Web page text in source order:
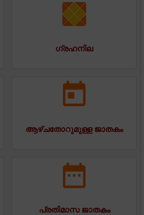
ഗ്രഹനില
ആഴ്ചതോറുമുള്ള ജാതകം
പ്രതിമാസ ജാതകം